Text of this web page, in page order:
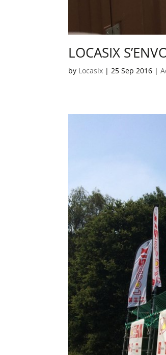
LOCASIX
by Locasix |25 Sep 2016 |